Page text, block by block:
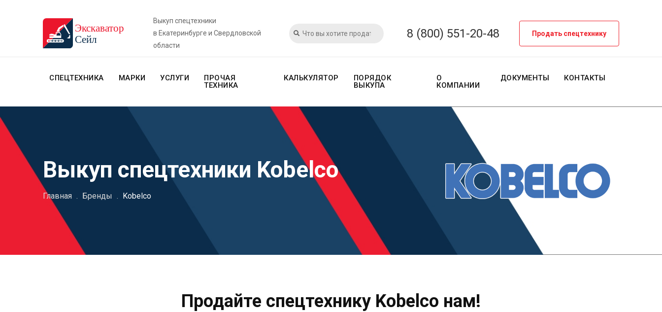
Выкуп спецтехники
в Екатеринбурге и Свердловской
области
8 (800) 551-20-48 Продать спецтехнику
СПЕЦТЕХНИКА МАРКИ УСЛУГИ
ПРОЧАЯ
ТЕХНИКА
КАЛЬКУЛЯТОР
ПОРЯДОК
ВЫКУПА
О
КОМПАНИИ
ДОКУМЕНТЫ КОНТАКТЫ
Выкуп спецтехники Kobelco
Главная . Бренды . Kobelco
Продайте спецтехнику Kobelco нам!